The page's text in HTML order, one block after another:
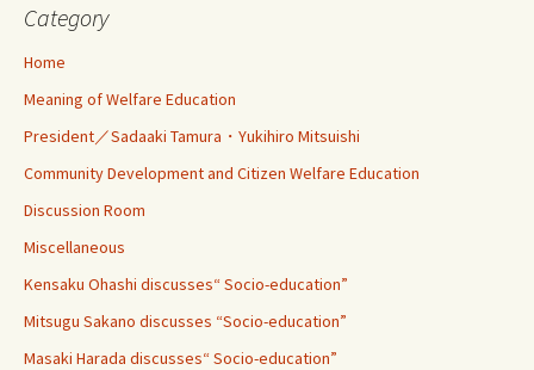
Category
Home
Meaning of Welfare Education
President／Sadaaki Tamura・Yukihiro Mitsuishi
Community Development and Citizen Welfare Education
Discussion Room
Miscellaneous
Kensaku Ohashi discusses“ Socio-education”
Mitsugu Sakano discusses “Socio-education”
Masaki Harada discusses“ Socio-education”